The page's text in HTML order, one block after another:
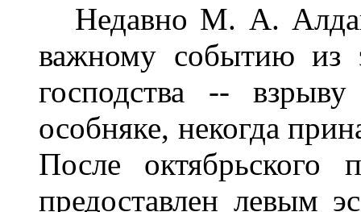
Недавно М. А.
важному событию из
господства --
особняке, некогда
После октябрьского
предоставлен левым